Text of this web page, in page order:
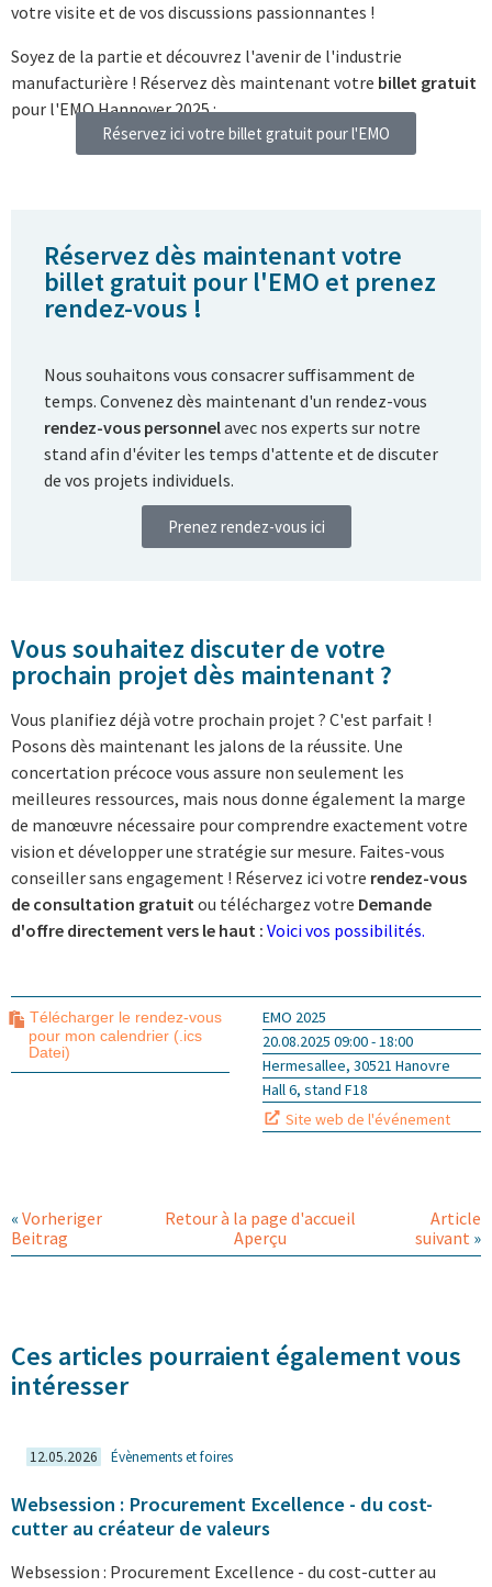
votre visite et de vos discussions passionnantes !
Soyez de la partie et découvrez l'avenir de l'industrie
manufacturière ! Réservez dès maintenant votre billet gratuit
pour l'EMO Hannover 2025 :
Réservez ici votre billet gratuit pour l'EMO
Réservez dès maintenant votre
billet gratuit pour l'EMO et prenez
rendez-vous !
Nous souhaitons vous consacrer suffisamment de
temps. Convenez dès maintenant d'un rendez-vous
rendez-vous personnelavec nos experts sur notre
stand afin d'éviter les temps d'attente et de discuter
de vos projets individuels.
Prenez rendez-vous ici
Vous souhaitez discuter de votre
prochain projet dès maintenant ?
Vous planifiez déjà votre prochain projet ? C'est parfait !
Posons dès maintenant les jalons de la réussite. Une
concertation précoce vous assure non seulement les
meilleures ressources, mais nous donne également la marge
de manœuvre nécessaire pour comprendre exactement votre
vision et développer une stratégie sur mesure. Faites-vous
conseiller sans engagement ! Réservez ici votre rendez-vous
de consultation gratuit ou téléchargez votre Demande
d'offre directement vers le haut : Voici vos possibilités.
Télécharger le rendez-vous
pour mon calendrier (.ics
Datei)
EMO 2025
20.08.2025 09:00 - 18:00
Hermesallee, 30521 Hanovre
Hall 6, stand F18
Site web de l'événement
« Vorheriger
Beitrag
Retour à la page d'accueil
Aperçu
Article
suivant »
Ces articles pourraient également vous
intéresser
12.05.2026 Évènements et foires
Websession : Procurement Excellence - du cost-
cutter au créateur de valeurs
Websession : Procurement Excellence - du cost-cutter au